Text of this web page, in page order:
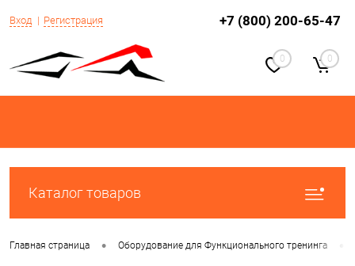
Вход Регистрация +7 (800) 200-65-47
0 0
Каталог товаров
Главная страница • Оборудование для Функционального тренинга